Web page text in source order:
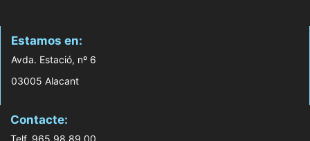
Estamos en:
Avda. Estació, nº 6
03005 Alacant
Contacte: